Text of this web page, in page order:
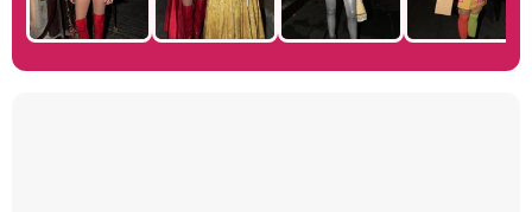
Manu Baqueiro: "Tuve como referente a Bruce Willis en 'Luz de Luna' para mi trabajo en la serie 'Perdiendo el juicio'"